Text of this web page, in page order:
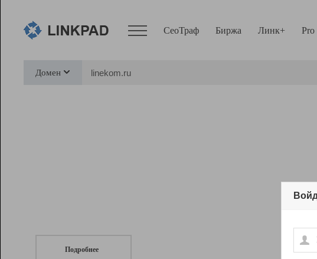
СеоТраф Биржа Линк+ Pro
Домен
Подробнее